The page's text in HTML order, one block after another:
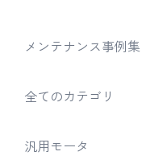
メンテナンス事例集
全てのカテゴリ
汎用モータ